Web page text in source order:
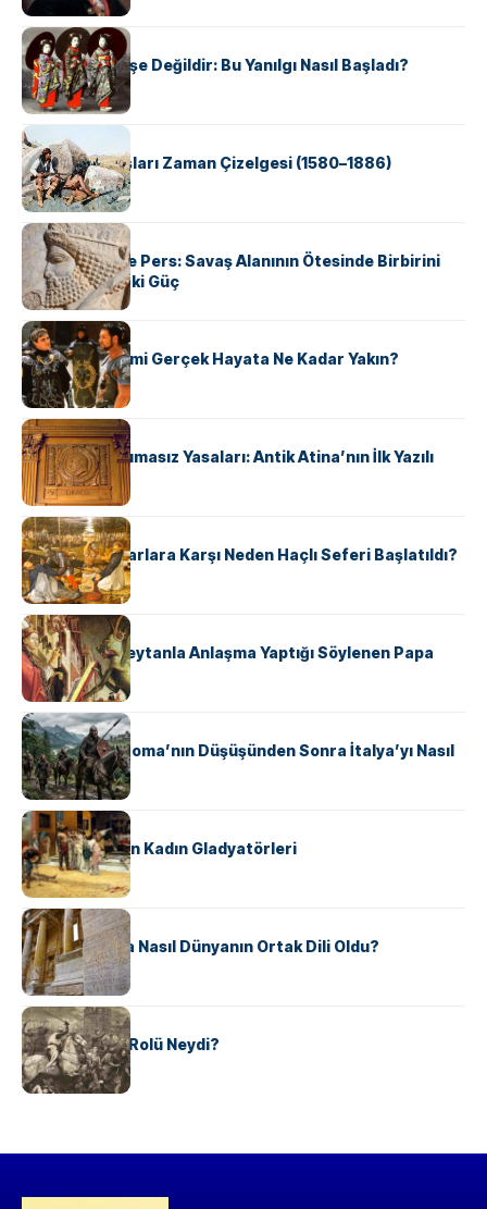
KÜLTÜR
Geyşalar Fahişe Değildir: Bu Yanılgı Nasıl Başladı?
KÜLTÜR
Apache Savaşları Zaman Çizelgesi (1580–1886)
KÜLTÜR
Antik Yunan ve Pers: Savaş Alanının Ötesinde Birbirini
Şekillendiren İki Güç
KÜLTÜR
‘Gladiator’ Filmi Gerçek Hayata Ne Kadar Yakın?
KÜLTÜR
Draco’nun Acımasız Yasaları: Antik Atina’nın İlk Yazılı
Hukuk Kodu
KÜLTÜR
Avrupalı ​​Katharlara Karşı Neden Haçlı Seferi Başlatıldı?
KÜLTÜR
II. Silvester: Şeytanla Anlaşma Yaptığı Söylenen Papa
KÜLTÜR
Ostrogotlar Roma’nın Düşüşünden Sonra İtalya’yı Nasıl
Ele Geçirdi?
KÜLTÜR
Antik Roma’nın Kadın Gladyatörleri
KÜLTÜR
Antik Yunanca Nasıl Dünyanın Ortak Dili Oldu?
KÜLTÜR
Valdensler’in Rolü Neydi?